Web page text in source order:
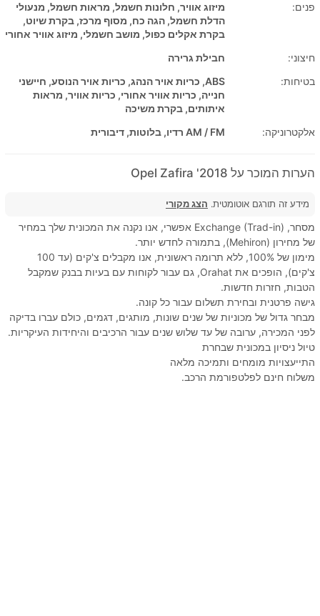
פנים:
מיזוג אוויר, חלונות חשמל, מראות חשמל, מנעולי
הדלת חשמל, הגה כח, מסוף מרכז, בקרת שיוט,
בקרת אקלים כפול, מושב חשמלי, מיזוג אוויר אחורי
חיצוני:
חבילת גרירה
בטיחות:
ABS, כריות אויר הנהג, כריות אויר הנוסע, חיישני
חנייה, כריות אוויר אחורי, כריות אוויר, מראות
איתותים, בקרת משיכה
אלקטרוניקה:
AM / FM רדיו, בלוטות, דיבורית
הערות המוכר על 2018' Opel Zafira
מידע זה תורגם אוטומטית. הצג מקורי
מסחר, Exchange (Trad-in) אפשרי, אנו נקנה את המכונית שלך במחיר
של מחירון (Mehiron), בתמורה לחדש יותר.
מימון של 100%, ללא תרומה ראשונית, אנו מקבלים צ'קים (עד 100
צ'קים), הופכים את Orahat, גם עבור לקוחות עם בעיות בבנק שמקבל
הטבות, חזרות חדשות.
גישה פרטנית ובחירת תשלום עבור כל קונה.
מבחר גדול של מכוניות של שנים שונות, מותגים, דגמים, כולם עברו בדיקה
לפני המכירה, ערובה של עד שלוש שנים עבור הרכיבים והיחידות העיקריות.
טיול ניסיון במכונית שבחרת
התייעצויות מומחים ותמיכה מלאה
משלוח חינם לפלטפורמת הרכב.